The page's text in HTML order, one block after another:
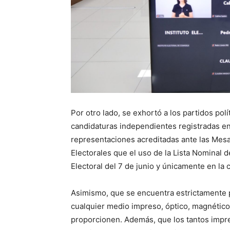
Por otro lado, se exhortó a los partidos
candidaturas independientes registradas
representaciones acreditadas ante las
Electorales que el uso de la Lista Nominal
Electoral del 7 de junio y únicamente en la
Asimismo, que se encuentra
cualquier medio impreso, óptico,
proporcionen. Además, que los tantos